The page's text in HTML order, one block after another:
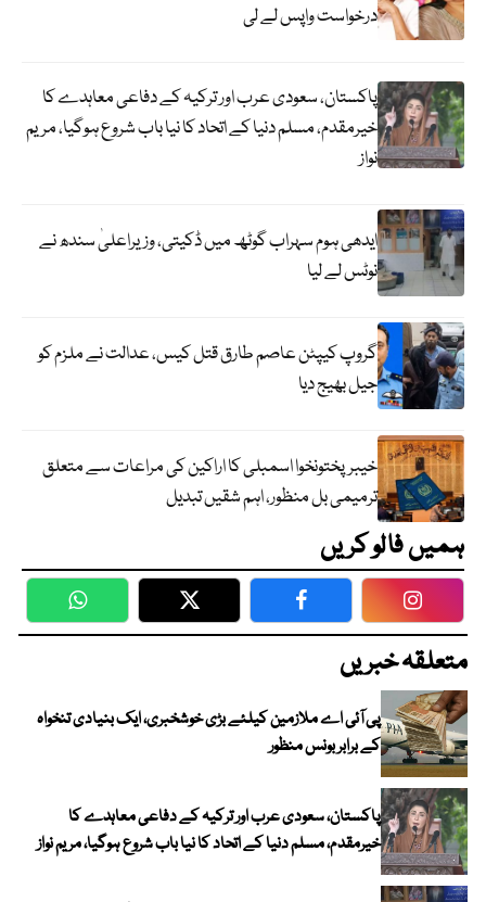
درخواست واپس لے لی
پاکستان، سعودی عرب اور ترکیہ کے دفاعی معاہدے کا
خیرمقدم، مسلم دنیا کے اتحاد کا نیا باب شروع ہوگیا، مریم
نواز
ایدھی ہوم سہراب گوٹھ میں ڈکیتی، وزیراعلیٰ سندھ نے
نوٹس لے لیا
گروپ کیپٹن عاصم طارق قتل کیس، عدالت نے ملزم کو
جیل بھیج دیا
خیبرپختونخوا اسمبلی کا اراکین کی مراعات سے متعلق
ترمیمی بل منظور، اہم شقیں تبدیل
ہمیں فالو کریں
WhatsApp Twitter Facebook
متعلقہ خبریں
پی آئی اے ملازمین کیلئے بڑی خوشخبری، ایک بنیادی تنخواہ
کے برابر بونس منظور
پاکستان، سعودی عرب اور ترکیہ کے دفاعی معاہدے کا
خیرمقدم، مسلم دنیا کے اتحاد کا نیا باب شروع ہوگیا، مریم نواز